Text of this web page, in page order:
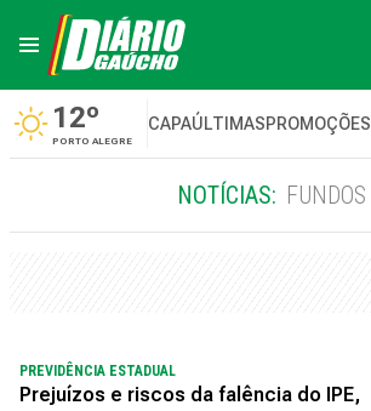
12º
PORTO ALEGRE
CAPAÚLTIMASPROMOÇÕES
NOTÍCIAS: FUNDOS
PREVIDÊNCIA ESTADUAL
Prejuízos e riscos da falência do IPE,